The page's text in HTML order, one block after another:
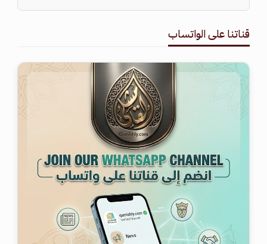
قناتنا على الواتساب